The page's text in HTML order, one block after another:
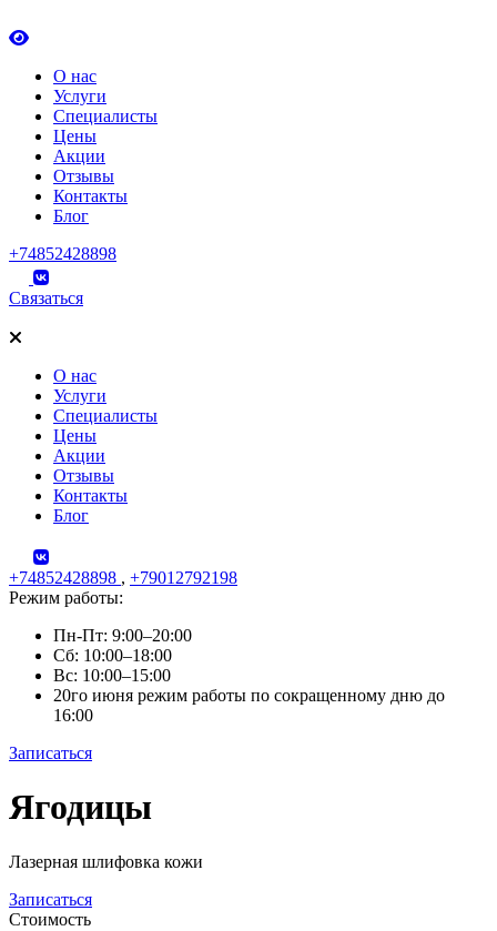
О нас
Услуги
Специалисты
Цены
Акции
Отзывы
Контакты
Блог
+74852428898
Связаться
О нас
Услуги
Специалисты
Цены
Акции
Отзывы
Контакты
Блог
+74852428898 , +79012792198
Режим работы:
Пн-Пт: 9:00–20:00
Сб: 10:00–18:00
Вс: 10:00–15:00
20го июня режим работы по сокращенному дню до
16:00
Записаться
Skip
to
Ягодицы
Лазерная шлифовка кожи
Записаться
Стоимость